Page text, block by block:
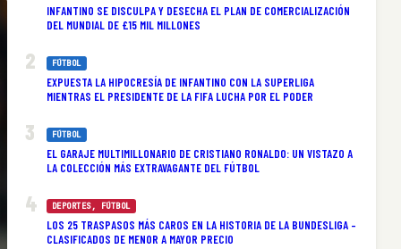
INFANTINO SE DISCULPA Y DESECHA EL PLAN DE COMERCIALIZACIÓN
DEL MUNDIAL DE £15 MIL MILLONES
FÚTBOL
EXPUESTA LA HIPOCRESÍA DE INFANTINO CON LA SUPERLIGA
MIENTRAS EL PRESIDENTE DE LA FIFA LUCHA POR EL PODER
FÚTBOL
EL GARAJE MULTIMILLONARIO DE CRISTIANO RONALDO: UN VISTAZO A
LA COLECCIÓN MÁS EXTRAVAGANTE DEL FÚTBOL
DEPORTES, FÚTBOL
LOS 25 TRASPASOS MÁS CAROS EN LA HISTORIA DE LA BUNDESLIGA –
CLASIFICADOS DE MENOR A MAYOR PRECIO